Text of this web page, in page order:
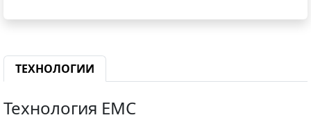
ТЕХНОЛОГИИ
Технология EMC